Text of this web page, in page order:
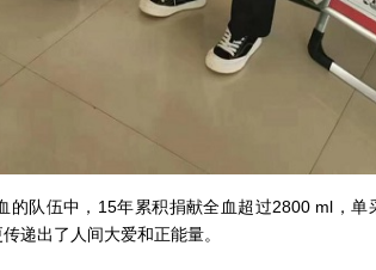
伍中，15年累积捐献全血超过2800 ml，单
递出了人间大爱和正能量。